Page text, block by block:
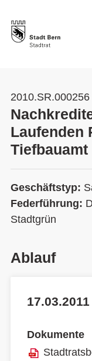
2010.SR.000256
Laufenden
Tiefbauamt
Geschäftstyp:
Federführung:
Stadtgrün
Ablauf
Dokumente